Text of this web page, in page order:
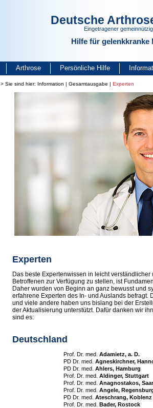
Deutsche
Eingetragener
Hilfe für gelenkkranke
Arthrose Persönliche Hilfe
> Sie sind hier: Information | Gesamtausgabe | Experten
Experten
Das beste Expertenwissen in leicht
Betroffenen zur Verfügung zu stellen, ist
Daher wurden von Beginn an ganz bewusst und
erfahrene Experten des In- und Auslands befragt.
und viele andere haben uns bislang bei der
der Aktualisierung unterstützt. Dafür danken wir
sind es:
Deutschland
Prof. Dr. med.Adamietz, a. D.
PD Dr. med.Agneskirchner,
PD Dr. med.Ahlers, Hamburg
Prof. Dr. med. Aldinger, Stuttgart
Prof. Dr. med.Anagnostakos,
Prof. Dr. med.Angele,
PD Dr. med. Ateschrang, Koblenz
Prof. Dr. med.Bader, Rostock